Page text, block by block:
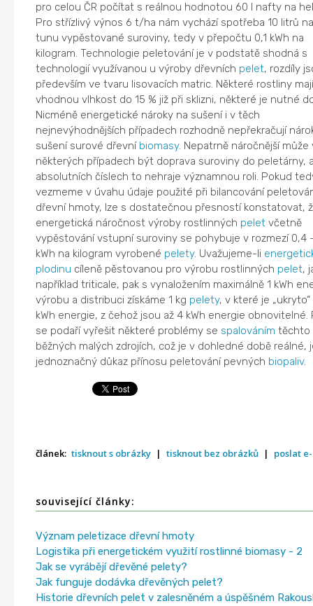
pro celou ČR počítat s reálnou hodnotou 60 l nafty na
Pro střízlivý výnos 6 t/ha nám vychází spotřeba 10 litrů
tunu vypěstované suroviny, tedy v přepočtu 0,1 kWh na
kilogram. Technologie peletování je v podstatě shodná s
technologií využívanou u výroby dřevních pelet, rozdíly
především ve tvaru lisovacích matric. Některé rostliny mají
vhodnou vlhkost do 15 % již při sklizni, některé je nutné
Nicméně energetické nároky na sušení i v těch
nejnevýhodnějších případech rozhodně nepřekračují
sušení surové dřevní biomasy. Nepatrně náročnější může
některých případech být doprava suroviny do peletárny,
absolutních číslech to nehraje významnou roli. Pokud
vezmeme v úvahu údaje použité při bilancování
dřevní hmoty, lze s dostatečnou přesností konstatovat,
energetická náročnost výroby rostlinných peletvčetně
vypěstování vstupní suroviny se pohybuje v rozmezí 0,4
kWh na kilogram vyrobené pelety. Uvažujeme-li
plodinu cíleně pěstovanou pro výrobu rostlinných pelet,
například triticale, pak s vynaložením maximálně 1 kWh
výrobu a distribuci získáme 1 kg pelety, v které je „ukryto“
kWh energie, z čehož jsou až 4 kWh energie obnovitelné.
se podaří vyřešit některé problémy se spalováním těchto
běžných malých zdrojích, což je v dohledné době reálné,
jednoznačný důkaz přínosu peletování pevných biopaliv.
článek: tisknout s obrázky | tisknout bez obrázků | poslat
související články:
Význam peletizace dřevní hmoty
Logistika při energetickém využití rostlinné biomasy - 2
Jak se vyrábějí dřevěné pelety?
Jak funguje dodávka dřevěných pelet?
Historie dřevních pelet v zalesněném a úspěšném